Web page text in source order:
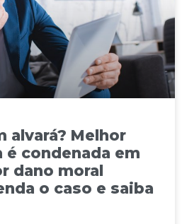
alvará? Melhor
é condenada em
dano moral
o caso e saiba